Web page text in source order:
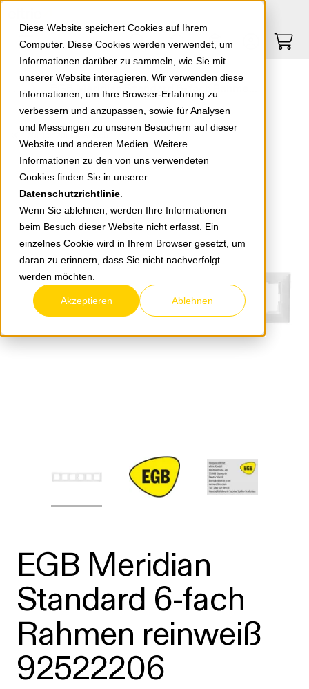
Diese Website speichert Cookies auf Ihrem
Computer. Diese Cookies werden verwendet, um
Informationen darüber zu sammeln, wie Sie mit
unserer Website interagieren. Wir verwenden diese
Informationen, um Ihre Browser-Erfahrung zu
verbessern und anzupassen, sowie für Analysen
und Messungen zu unseren Besuchern auf dieser
Website und anderen Medien. Weitere
Informationen zu den von uns verwendeten
Cookies finden Sie in unserer
Datenschutzrichtlinie
Wenn Sie ablehnen, werden Ihre Informationen
beim Besuch dieser Website nicht erfasst. Ein
einzelnes Cookie wird in Ihrem Browser gesetzt, um
daran zu erinnern, dass Sie nicht nachverfolgt
werden möchten.
Akzeptieren Ablehnen
Springe zu Hauptinhalt Springe zum Footer
0
zurück zur Übersicht
EGB Meridian
Standard 6-fach
Rahmen reinweiß
92522206